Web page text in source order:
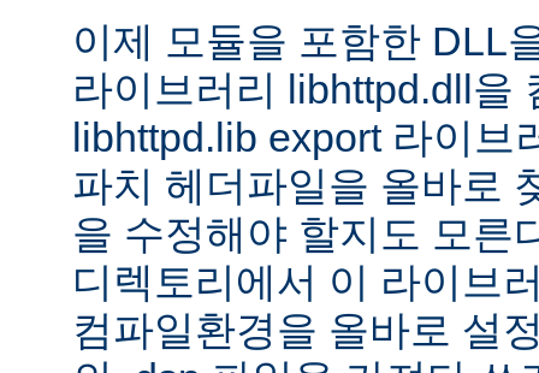
이제 모듈을 포함한 DLL
라이브러리 libhttpd.dll을
libhttpd.lib export 라이브
파치 헤더파일을 올바로
을 수정해야 할지도 모른
디렉토리에서 이 라이브
컴파일환경을 올바로 설